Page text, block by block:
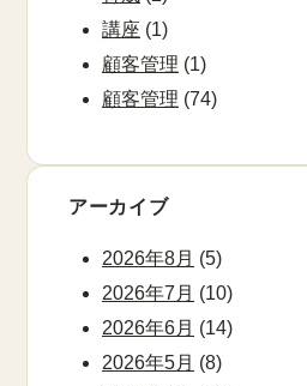
講座 (1)
顧客管理 (1)
顧客管理 (74)
アーカイブ
2026年8月 (5)
2026年7月 (10)
2026年6月 (14)
2026年5月 (8)